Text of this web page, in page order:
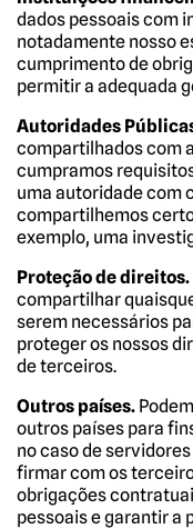
dados pessoais com
notadamente nosso
cumprimento de
permitir a adequada
Autoridades
compartilhados com
cumpramos
uma autoridade com
compartilhemos
exemplo, uma
Proteção de direitos.
compartilhar
serem necessários
proteger os nossos
de terceiros.
Outros países.
outros países para
no caso de
firmar com os
obrigações
pessoais e garantir a